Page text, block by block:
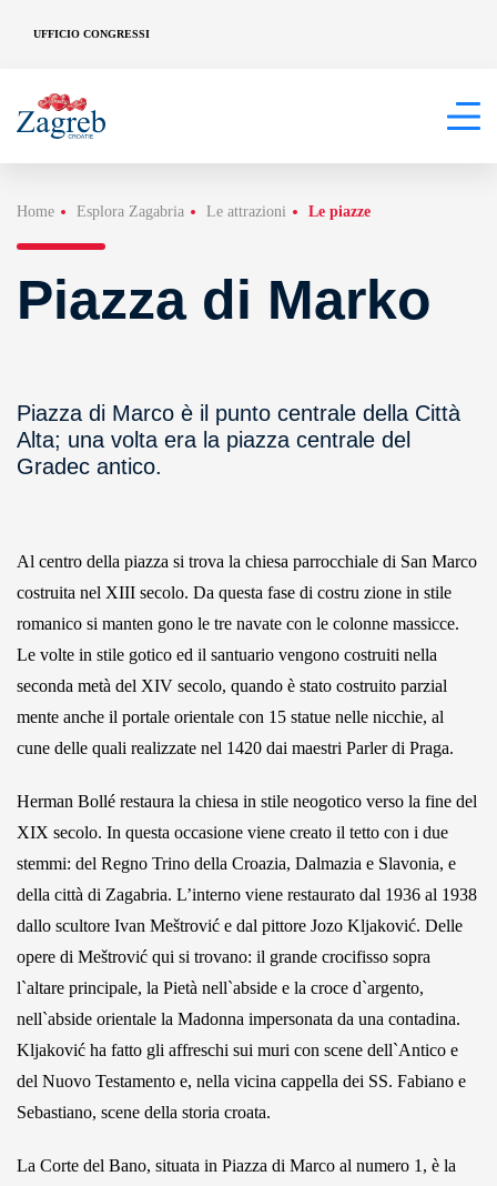
UFFICIO CONGRESSI
Home Esplora Zagabria Le attrazioni Le piazze
Piazza di Marko
Piazza di Marco è il punto centrale della Città
Alta; una volta era la piazza centrale del
Gradec antico.
Al centro della piazza si trova la chiesa parrocchiale di San Marco
costruita nel XIII secolo. Da questa fase di costru zione in stile
romanico si manten gono le tre navate con le colonne massicce.
Le volte in stile gotico ed il santuario vengono costruiti nella
seconda metà del XIV secolo, quando è stato costruito parzial
mente anche il portale orientale con 15 statue nelle nicchie, al
cune delle quali realizzate nel 1420 dai maestri Parler di Praga.
Herman Bollé restaura la chiesa in stile neogotico verso la fine del
XIX secolo. In questa occasione viene creato il tetto con i due
stemmi: del Regno Trino della Croazia, Dalmazia e Slavonia, e
della città di Zagabria. L’interno viene restaurato dal 1936 al 1938
dallo scultore Ivan Meštrović e dal pittore Jozo Kljaković. Delle
opere di Meštrović qui si trovano: il grande crocifisso sopra
l`altare principale, la Pietà nell`abside e la croce d`argento,
nell`abside orientale la Madonna impersonata da una contadina.
Kljaković ha fatto gli affreschi sui muri con scene dell`Antico e
del Nuovo Testamento e, nella vicina cappella dei SS. Fabiano e
Sebastiano, scene della storia croata.
La Corte del Bano, situata in Piazza di Marco al numero 1, è la